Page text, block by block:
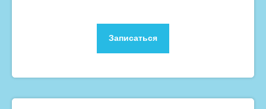
Записаться